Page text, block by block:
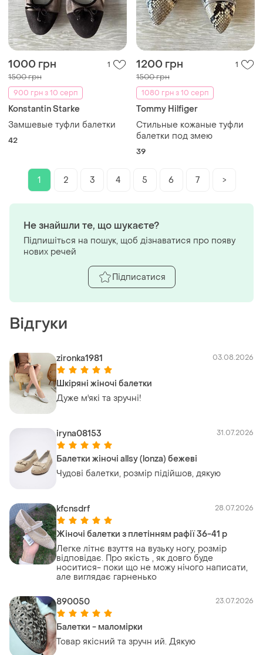
1000 грн 1
1500 грн
900 грн з 10 серп
Konstantin Starke
Замшевые туфли балетки
42
1200 грн 1
1500 грн
1080 грн з 10 серп
Tommy Hilfiger
Стильные кожаные туфли
балетки под змею
39
1 2 3 4 5 6 7 >
Відгуки
zironka1981 03.08.2026
Шкіряні жіночі балетки
Дуже м'які та зручні!
iryna08153 31.07.2026
Балетки жіночі allsy (lonza) бежеві
Чудові балетки, розмір підійшов, дякую
kfcnsdrf 28.07.2026
Жіночі балетки з плетінням рафії 36-41 р
Легке літнє взуття на вузьку ногу, розмір
відповідає. Про якість , як довго буде
носитися- поки що не можу нічого написати,
але виглядає гарненько
890050 23.07.2026
Балетки - маломірки
Товар якісний та зручн ий. Дякую
Не знайшли те, що шукаєте?
Підпишіться на пошук, щоб дізнаватися про появу
нових речей
Підписатися